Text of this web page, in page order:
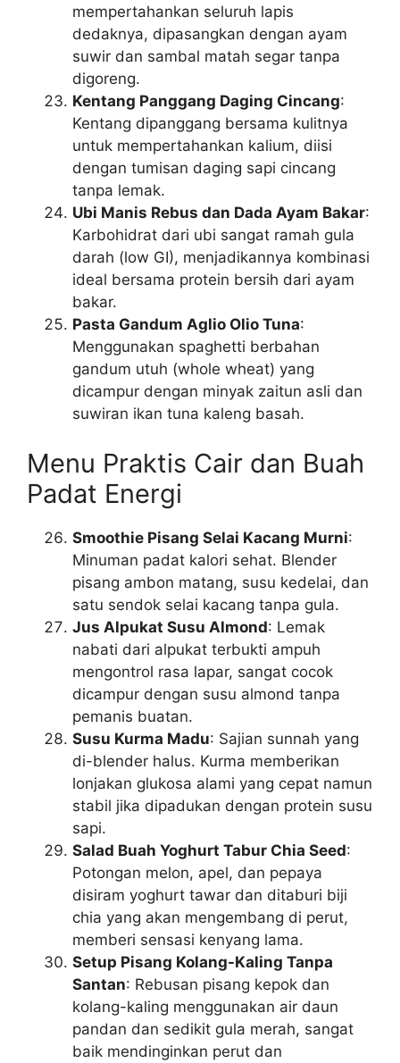
mempertahankan seluruh lapis
dedaknya, dipasangkan dengan ayam
suwir dan sambal matah segar tanpa
digoreng.
Kentang Panggang Daging Cincang:
Kentang dipanggang bersama kulitnya
untuk mempertahankan kalium, diisi
dengan tumisan daging sapi cincang
tanpa lemak.
Ubi Manis Rebus dan Dada Ayam Bakar:
Karbohidrat dari ubi sangat ramah gula
darah (low GI), menjadikannya kombinasi
ideal bersama protein bersih dari ayam
bakar.
Pasta Gandum Aglio Olio Tuna:
Menggunakan spaghetti berbahan
gandum utuh (whole wheat) yang
dicampur dengan minyak zaitun asli dan
suwiran ikan tuna kaleng basah.
Menu Praktis Cair dan Buah
Padat Energi
Smoothie Pisang Selai Kacang Murni:
Minuman padat kalori sehat. Blender
pisang ambon matang, susu kedelai, dan
satu sendok selai kacang tanpa gula.
Jus Alpukat Susu Almond: Lemak
nabati dari alpukat terbukti ampuh
mengontrol rasa lapar, sangat cocok
dicampur dengan susu almond tanpa
pemanis buatan.
Susu Kurma Madu: Sajian sunnah yang
di-blender halus. Kurma memberikan
lonjakan glukosa alami yang cepat namun
stabil jika dipadukan dengan protein susu
sapi.
Salad Buah Yoghurt Tabur Chia Seed:
Potongan melon, apel, dan pepaya
disiram yoghurt tawar dan ditaburi biji
chia yang akan mengembang di perut,
memberi sensasi kenyang lama.
Setup Pisang Kolang-Kaling Tanpa
Santan: Rebusan pisang kepok dan
kolang-kaling menggunakan air daun
pandan dan sedikit gula merah, sangat
baik mendinginkan perut dan